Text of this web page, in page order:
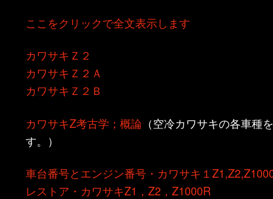
ツ
へ
移
へ
移
動
ここをクリックで全文表示します
カワサキＺ２
カワサキＺ２Ａ
カワサキＺ２Ｂ
カワサキZ考古学；概論 （空冷カワサキの各車種
す。）
車台番号とエンジン番号・カワサキ１
レストア・カワサキZ1，Z2，Z1000R